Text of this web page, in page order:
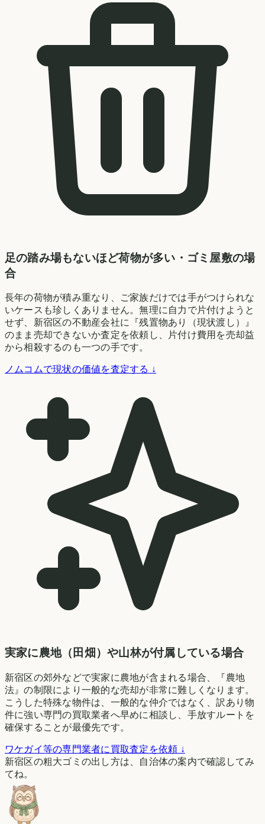
足の踏み場もないほど荷物が多い・ゴミ屋敷の場
合
長年の荷物が積み重なり、ご家族だけでは手がつけられな
いケースも珍しくありません。無理に自力で片付けようと
せず、新宿区の不動産会社に『残置物あり（現状渡し）』
のまま売却できないか査定を依頼し、片付け費用を売却益
から相殺するのも一つの手です。
ノムコムで現状の価値を査定する ↓
実家に農地（田畑）や山林が付属している場合
新宿区の郊外などで実家に農地が含まれる場合、『農地
法』の制限により一般的な売却が非常に難しくなります。
こうした特殊な物件は、一般的な仲介ではなく、訳あり物
件に強い専門の買取業者へ早めに相談し、手放すルートを
確保することが最優先です。
ワケガイ等の専門業者に買取査定を依頼 ↓
新宿区の粗大ゴミの出し方は、自治体の案内で確認してみ
てね。